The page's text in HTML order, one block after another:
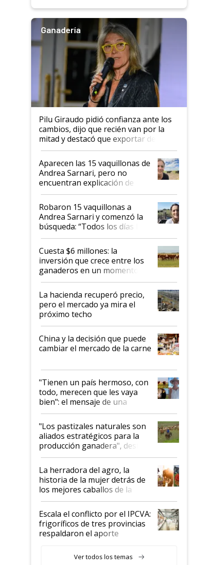
Ganadería
Pilu Giraudo pidió confianza ante los
cambios, dijo que recién van por la
mitad y destacó que exportar dejó de
ser "para unos pocos": "Tenemos un
mandato muy claro del gobierno
nacional"
Aparecen las 15 vaquillonas de
Andrea Sarnari, pero no
encuentran explicación de
cómo llegaron allí
Robaron 15 vaquillonas a
Andrea Sarnari y comenzó la
búsqueda: “Todos los días le
toca a algún productor”
Cuesta $6 millones: la
inversión que crece entre los
ganaderos en un momento
histórico para la actividad
La hacienda recuperó precio,
pero el mercado ya mira el
próximo techo
China y la decisión que puede
cambiar el mercado de la carne
"Tienen un país hermoso, con
todo, merecen que les vaya
bien": el mensaje de una
ganadera uruguaya sobre las
oportunidades que se abren
para el agro en Argentina, con
foco en la carne
"Los pastizales naturales son
aliados estratégicos para la
producción ganadera", destaca
la iniciativa que ya reúne a 46
establecimientos en Argentina
La herradora del agro, la
historia de la mujer detrás de
los mejores caballos de la
Argentina y los mitos que
todavía hacen sufrir a estos
animales: "Mientras me
descalificaban, yo seguí
haciendo currículum"
Escala el conflicto por el IPCVA:
frigoríficos de tres provincias
respaldaron el aporte
Ver todos los temas